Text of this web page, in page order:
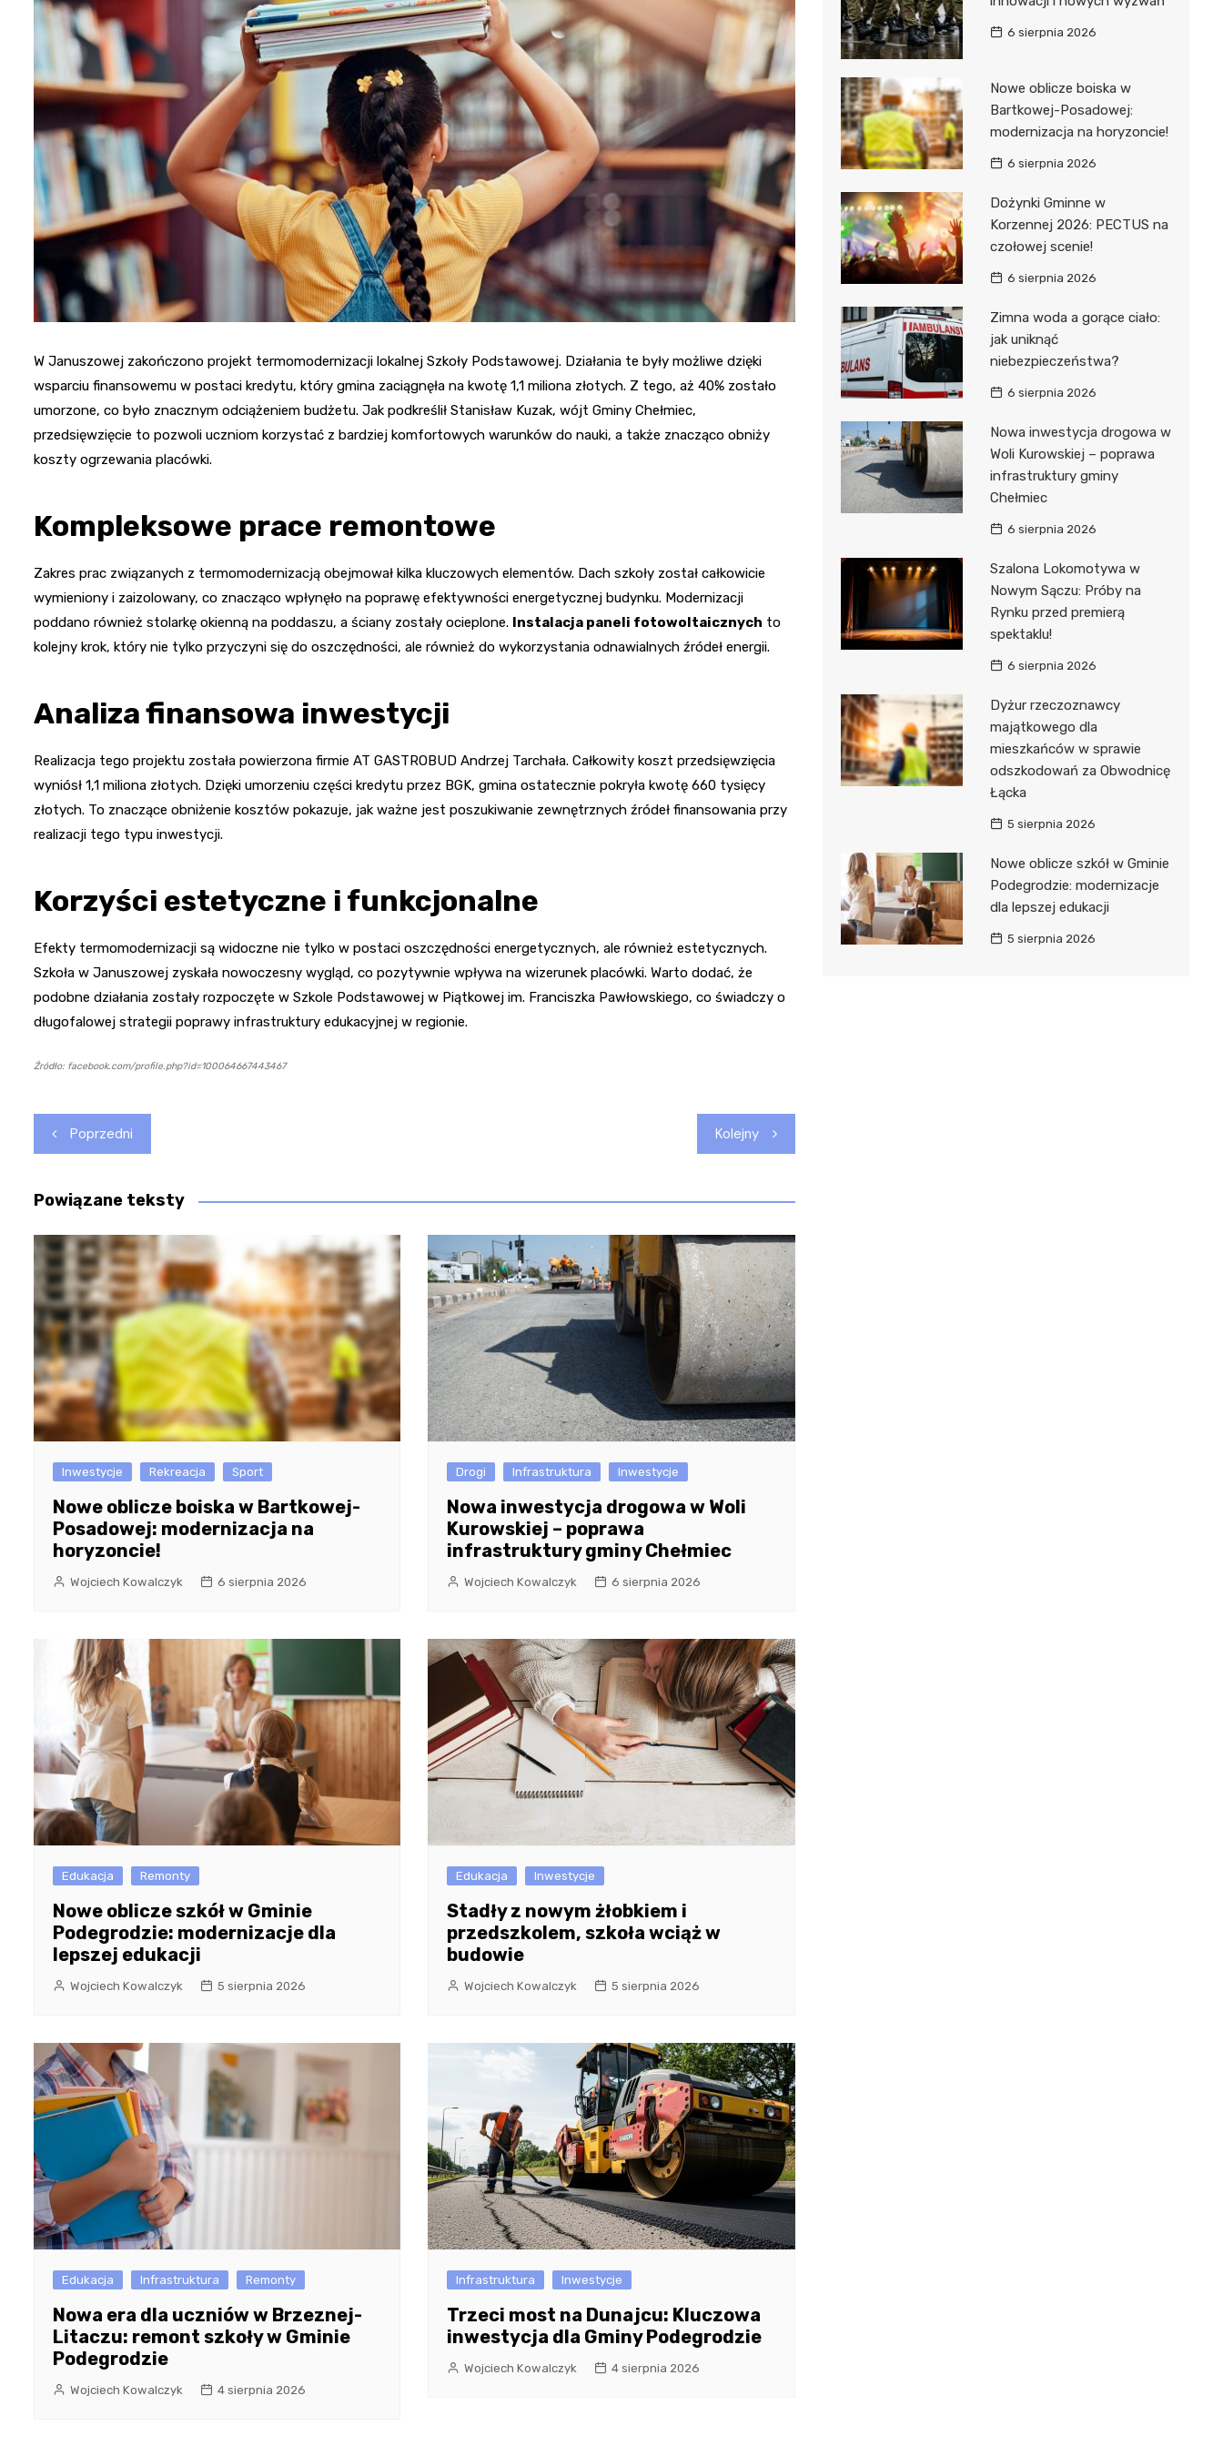
Kamienicą
Park Strzelecki
Enklawa przyrodnicza
„Bobrowisko”
Kościół św. Kazimierza
Synagoga i cmentarz
żydowski
Dworzec kolejowy
Kościół pw. Matki Bożej
Niepokalanej
W Januszowej zakończono projekt termomodernizacji lokalnej Szkoły Podstawowej. Działania te były możliwe dzięki
wsparciu finansowemu w postaci kredytu, który gmina zaciągnęła na kwotę 1,1 miliona złotych. Z tego, aż 40% zostało
umorzone, co było znacznym odciążeniem budżetu. Jak podkreślił Stanisław Kuzak, wójt Gminy Chełmiec,
przedsięwzięcie to pozwoli uczniom korzystać z bardziej komfortowych warunków do nauki, a także znacząco obniży
koszty ogrzewania placówki.
Kompleksowe prace remontowe
Zakres prac związanych z termomodernizacją obejmował kilka kluczowych elementów. Dach szkoły został całkowicie
wymieniony i zaizolowany, co znacząco wpłynęło na poprawę efektywności energetycznej budynku. Modernizacji
poddano również stolarkę okienną na poddaszu, a ściany zostały ocieplone. Instalacja paneli fotowoltaicznych to
kolejny krok, który nie tylko przyczyni się do oszczędności, ale również do wykorzystania odnawialnych źródeł energii.
Analiza finansowa inwestycji
Realizacja tego projektu została powierzona firmie AT GASTROBUD Andrzej Tarchała. Całkowity koszt przedsięwzięcia
wyniósł 1,1 miliona złotych. Dzięki umorzeniu części kredytu przez BGK, gmina ostatecznie pokryła kwotę 660 tysięcy
złotych. To znaczące obniżenie kosztów pokazuje, jak ważne jest poszukiwanie zewnętrznych źródeł finansowania przy
realizacji tego typu inwestycji.
Korzyści estetyczne i funkcjonalne
Efekty termomodernizacji są widoczne nie tylko w postaci oszczędności energetycznych, ale również estetycznych.
Szkoła w Januszowej zyskała nowoczesny wygląd, co pozytywnie wpływa na wizerunek placówki. Warto dodać, że
podobne działania zostały rozpoczęte w Szkole Podstawowej w Piątkowej im. Franciszka Pawłowskiego, co świadczy o
długofalowej strategii poprawy infrastruktury edukacyjnej w regionie.
Źródło: facebook.com/profile.php?id=100064667443467
Nawigacja
wpisu
Poprzedni Kolejny
Powiązane teksty
Inwestycje Rekreacja Sport
Nowe oblicze boiska w Bartkowej-
Posadowej: modernizacja na
horyzoncie!
Wojciech Kowalczyk 6 sierpnia 2026
Drogi Infrastruktura Inwestycje
Nowa inwestycja drogowa w Woli
Kurowskiej – poprawa
infrastruktury gminy Chełmiec
Wojciech Kowalczyk 6 sierpnia 2026
Edukacja Remonty
Nowe oblicze szkół w Gminie
Podegrodzie: modernizacje dla
lepszej edukacji
Wojciech Kowalczyk 5 sierpnia 2026
Edukacja Inwestycje
Stadły z nowym żłobkiem i
przedszkolem, szkoła wciąż w
budowie
Wojciech Kowalczyk 5 sierpnia 2026
Edukacja Infrastruktura Remonty
Nowa era dla uczniów w Brzeznej-
Litaczu: remont szkoły w Gminie
Podegrodzie
Wojciech Kowalczyk 4 sierpnia 2026
Infrastruktura Inwestycje
Trzeci most na Dunajcu: Kluczowa
inwestycja dla Gminy Podegrodzie
Wojciech Kowalczyk 4 sierpnia 2026
6 sierpnia 2026
Nowe oblicze boiska w
Bartkowej-Posadowej:
modernizacja na horyzoncie!
6 sierpnia 2026
Dożynki Gminne w
Korzennej 2026: PECTUS na
czołowej scenie!
6 sierpnia 2026
Zimna woda a gorące ciało:
jak uniknąć
niebezpieczeństwa?
6 sierpnia 2026
Nowa inwestycja drogowa w
Woli Kurowskiej – poprawa
infrastruktury gminy
Chełmiec
6 sierpnia 2026
Szalona Lokomotywa w
Nowym Sączu: Próby na
Rynku przed premierą
spektaklu!
6 sierpnia 2026
Dyżur rzeczoznawcy
majątkowego dla
mieszkańców w sprawie
odszkodowań za Obwodnicę
Łącka
5 sierpnia 2026
Nowe oblicze szkół w Gminie
Podegrodzie: modernizacje
dla lepszej edukacji
5 sierpnia 2026